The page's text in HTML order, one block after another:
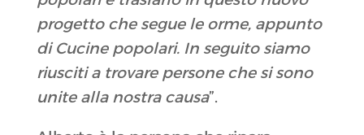
progetto che segue le orme, appunto
di Cucine popolari. In seguito siamo
riusciti a trovare persone che si sono
unite alla nostra causa”.